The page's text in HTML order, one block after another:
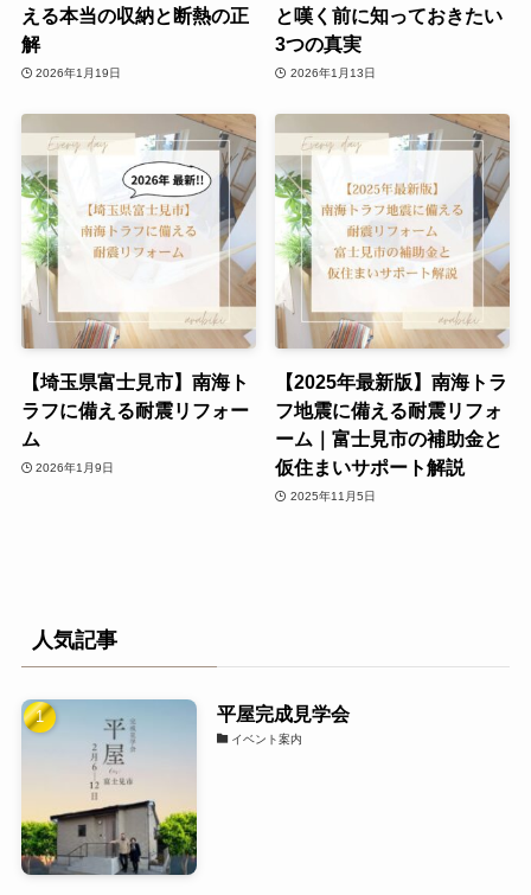
える本当の収納と断熱の正
解
2026年1月19日
と嘆く前に知っておきたい
3つの真実
2026年1月13日
【埼玉県富士見市】南海ト
ラフに備える耐震リフォー
ム
2026年1月9日
【2025年最新版】南海トラ
フ地震に備える耐震リフォ
ーム｜富士見市の補助金と
仮住まいサポート解説
2025年11月5日
人気記事
平屋完成見学会
イベント案内